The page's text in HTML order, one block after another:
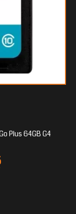
Plus 64GB G4